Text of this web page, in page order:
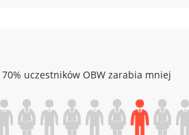
70% uczestników OBW zarabia mniej